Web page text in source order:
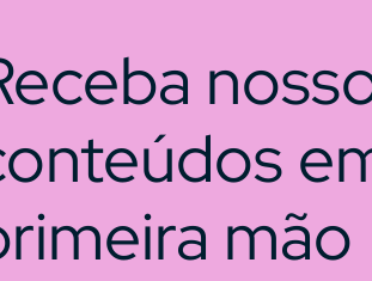
mão